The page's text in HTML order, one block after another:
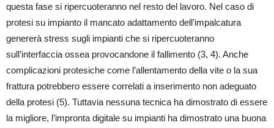
questa fase si ripercuoteranno nel resto del lavoro. Nel caso di
protesi su impianto il mancato adattamento dell’impalcatura
genererà stress sugli impianti che si ripercuoteranno
sull’interfaccia ossea provocandone il fallimento (3, 4). Anche
complicazioni protesiche come l’allentamento della vite o la sua
frattura potrebbero essere correlati a inserimento non adeguato
della protesi (5). Tuttavia nessuna tecnica ha dimostrato di essere
la migliore, l’impronta digitale su impianti ha dimostrato una buona